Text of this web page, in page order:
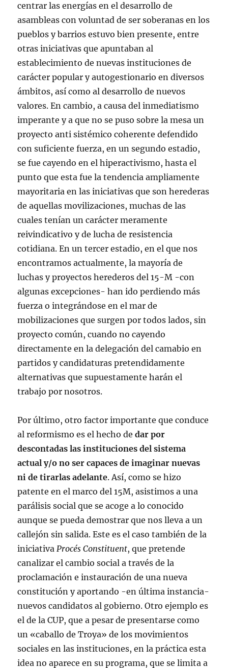
centrar las energías en el desarrollo de
asambleas con voluntad de ser soberanas en los
pueblos y barrios estuvo bien presente, entre
otras iniciativas que apuntaban al
establecimiento de nuevas instituciones de
carácter popular y autogestionario en diversos
ámbitos, así como al desarrollo de nuevos
valores. En cambio, a causa del inmediatismo
imperante y a que no se puso sobre la mesa un
proyecto anti sistémico coherente defendido
con suficiente fuerza, en un segundo estadio,
se fue cayendo en el hiperactivismo, hasta el
punto que esta fue la tendencia ampliamente
mayoritaria en las iniciativas que son herederas
de aquellas movilizaciones, muchas de las
cuales tenían un carácter meramente
reivindicativo y de lucha de resistencia
cotidiana. En un tercer estadio, en el que nos
encontramos actualmente, la mayoría de
luchas y proyectos herederos del 15-M -con
algunas excepciones- han ido perdiendo más
fuerza o integrándose en el mar de
mobilizaciones que surgen por todos lados, sin
proyecto común, cuando no cayendo
directamente en la delegación del camabio en
partidos y candidaturas pretendidamente
alternativas que supuestamente harán el
trabajo por nosotros.
Por último, otro factor importante que conduce
al reformismo es el hecho dedar por
descontadas las instituciones del sistema
actual y/o no ser capaces de imaginar nuevas
ni de tirarlas adelante. Así, como se hizo
patente en el marco del 15M, asistimos a una
parálisis social que se acoge a lo conocido
aunque se pueda demostrar que nos lleva a un
callejón sin salida. Este es el caso también de la
iniciativaProcés Constituent, que pretende
canalizar el cambio social a través de la
proclamación e instauración de una nueva
constitución y aportando -en última instancia-
nuevos candidatos al gobierno. Otro ejemplo es
el de la CUP, que a pesar de presentarse como
un «caballo de Troya» de los movimientos
sociales en las instituciones, en la práctica esta
idea no aparece en su programa, que se limita a